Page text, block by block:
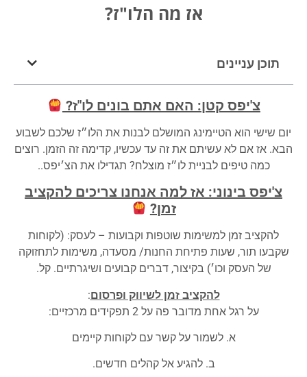
אז מה הלו"ז?
תוכן עניינים
צ'יפס קטן: האם אתם בונים לו"ז?
יום שישי הוא הטיימינג המושלם לבנות את הלו״ז שלכם לשבוע
הבא. אז אם לא עשיתם את זה עד עכשיו, קדימה זה הזמן. רוצים
כמה טיפים לבניית לו״ז מוצלח? תגדילו את הצ׳יפס..
צ'יפס בינוני: אז למה אנחנו צריכים להקציב
זמן?
להקציב זמן למשימות שוטפות וקבועות – לעסק: (לקוחות
שקבעו תור, שעות פתיחת החנות/ מסעדה, משימות לתחזוקה
של העסק וכו׳) בקיצור, דברים קבועים ושיגרתיים. קל.
להקציב זמן לשיווק ופרסום:
על רגל אחת מדובר פה על 2 תפקידים מרכזיים:
א. לשמור על קשר עם לקוחות קיימים
ב. להגיע אל קהלים חדשים.